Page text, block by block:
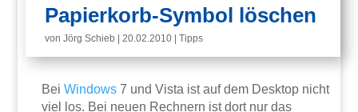
Papierkorb-Symbol löschen
vonJörg Schieb |20.02.2010 |Tipps
BeiWindows 7 und Vista ist auf dem Desktop nicht
viel los. Bei neuen Rechnern ist dort nur das